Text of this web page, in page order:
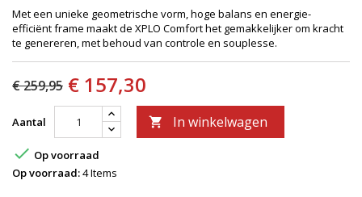
Met een unieke geometrische vorm, hoge balans en energie-
efficiënt frame maakt de XPLO Comfort het gemakkelijker om kracht
te genereren, met behoud van controle en souplesse.
€ 259,95 € 157,30
Aantal  In winkelwagen
 Op voorraad
Op voorraad:4 Items